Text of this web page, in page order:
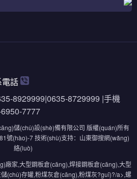
話
8929999|0635-8729999 |手機
7777
儲(chǔ)設(shè)備有限公司 版權(quán)所有
號(hào)-7技術(shù)支持： 山東御搜網(wǎng)
絡(luò)
廠家,大型鋼板倉(cāng),焊接鋼板倉(cāng),大型
(chǔ)存罐,粉煤灰倉(cāng),粉煤灰?guī)?/a>,螺